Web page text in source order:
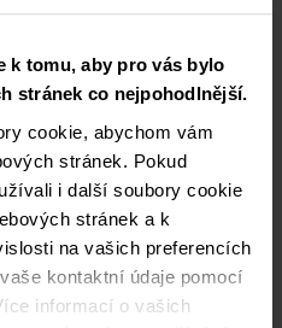
k tomu, aby pro vás bylo
stránek co nejpohodlnější.
cookie, abychom vám
stránek. Pokud
i další soubory cookie
stránek a k
na vašich preferencích
kontaktní údaje pomocí
informací o vašich
kontaktoval telefonicky za
o produktech a službách
osobní údaje budou zpracovány v
údajů , včetně marketingových a
záznamů